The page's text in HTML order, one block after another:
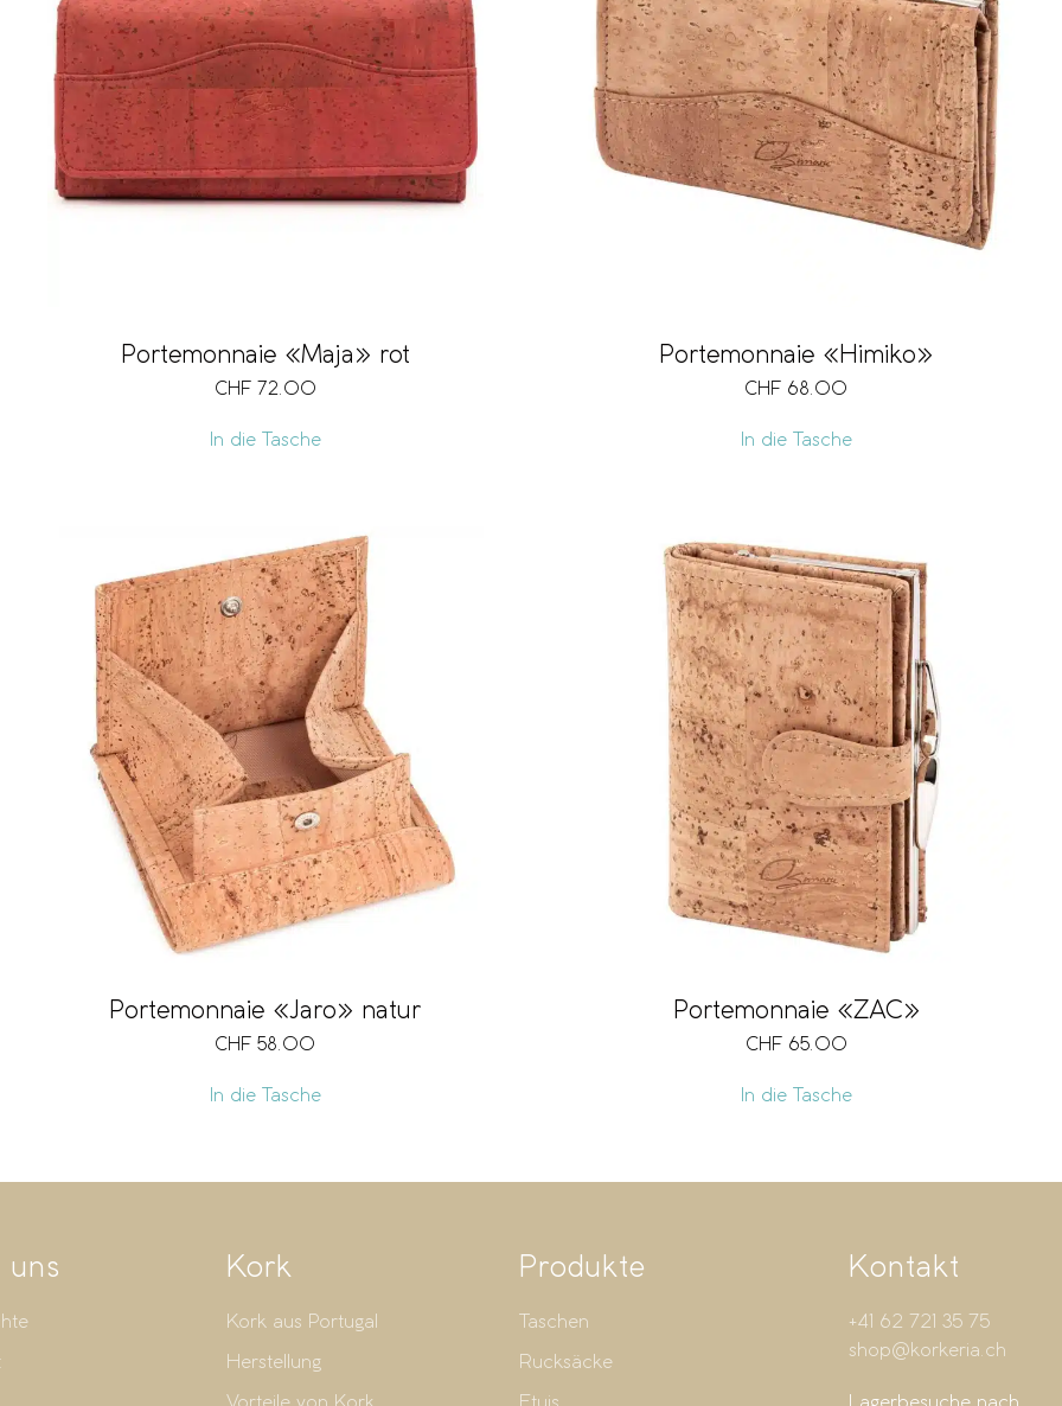
Sichtfach
Portemonnaie «Maja» rot
CHF 72.00
In die Tasche
Portemonnaie «Himiko»
CHF 68.00
In die Tasche
Portemonnaie «Jaro» natur
CHF 58.00
In die Tasche
Portemonnaie «ZAC»
CHF 65.00
In die Tasche
uns Kork
Kork aus Portugal
Herstellung
Produkte
Taschen
Rucksäcke
Kontakt
+41 62 721 35 75
shop@korkeria.ch